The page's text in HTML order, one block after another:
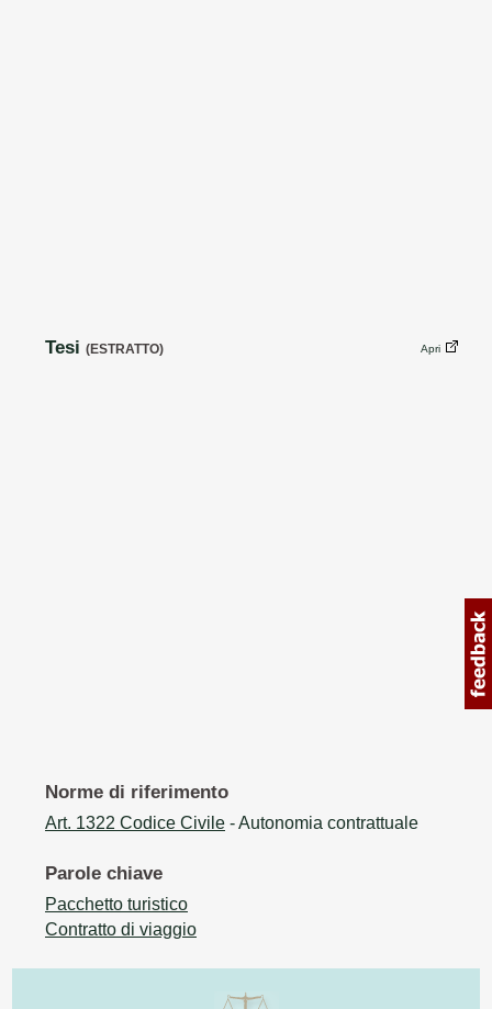
Tesi (ESTRATTO) Apri
Norme di riferimento
Art. 1322 Codice Civile - Autonomia contrattuale
Parole chiave
Pacchetto turistico
Contratto di viaggio